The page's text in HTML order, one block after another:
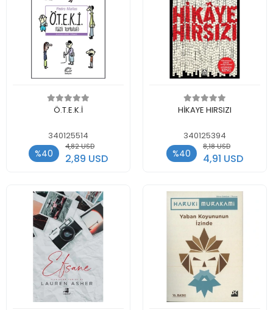
Add to cart
Ö.T.E.K.İ
340125514
%40
4,82 USD
2,89 USD
Add to cart
HİKAYE HIRSIZI
340125394
%40
8,18 USD
4,91 USD